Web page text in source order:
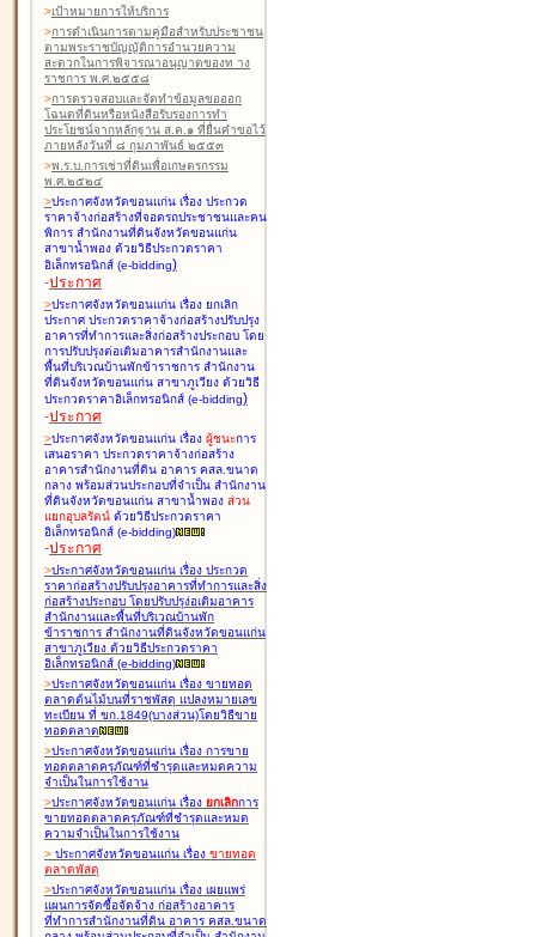
>เป้าหมายการให้บริการ
>การดำเนินการตามคู่มือสำหรับประชาชน
ตามพระราชบัญญัติการอำนวยความ
สะดวกในการพิจารณาอนุญาตของท าง
ราชการ พ.ศ.๒๕๕๘
>การตรวจสอบและจัดทำข้อมูลขอออก
โฉนดที่ดินหรือหนังสือรับรองการทำ
ประโยชน์จากหลักฐาน ส.ค.๑ ที่ยื่นคำขอไว้
ภายหลังวันที่ ๘ กุมภาพันธ์ ๒๕๕๓
>พ.ร.บ.การเช่าที่ดินเพื่อเกษตรกรรม
พ.ศ.๒๕๒๔
>ประกาศจังหวัดขอนแก่น เรื่อง ประกวด
ราคาจ้างก่อสร้างที่จอดรถประชาชนและคน
พิการ สำนักงานที่ดินจังหวัดขอนแก่น
สาขาน้ำพอง ด้วยวิธีประกวดราคา
อิเล็กทรอนิกส์ (e-bidding)
-ประกาศ
>ประกาศจังหวัดขอนแก่น เรื่อง ยกเลิก
ประกาศ ประกวดราคาจ้างก่อสร้างปรับปรุง
อาคารที่ทำการและสิ่งก่อสร้างประกอบ โดย
การปรับปรุงต่อเติมอาคารสำนักงานและ
พื้นที่บริเวณบ้านพักข้าราชการ สำนักงาน
ที่ดินจังหวัดขอนแก่น สาขาภูเวียง ด้วยวิธี
ประกวดราคาอิเล็กทรอนิกส์ (e-bidding)
-ประกาศ
>ประกาศจังหวัดขอนแก่น เรื่อง ผู้ชนะการ
เสนอราคา ประกวดราคาจ้างก่อสร้าง
อาคารสำนักงานที่ดิน อาคาร คสล.ขนาด
กลาง พร้อมส่วนประกอบที่จำเป็น สำนักงาน
ที่ดินจังหวัดขอนแก่น สาขาน้ำพอง ส่วน
แยกอุบลรัตน์ ด้วยวิธีประกวดราคา
อิเล็กทรอนิกส์ (e-bidding)
-ประกาศ
>ประกาศจังหวัดขอนแก่น เรื่อง ประกวด
ราคาก่อสร้างปรับปรุงอาคารที่ทำการและสิ่ง
ก่อสร้างประกอบ โดยปรับปรุง่อเติมอาคาร
สำนักงานและพื้นที่บริเวณบ้านพัก
ข้าราชการ สำนักงานที่ดินจังหวัดขอนแก่น
สาขาภูเวียง ด้วยวิธีประกวดราคา
อิเล็กทรอนิกส์ (e-bidding)
>ประกาศจังหวัดขอนแก่น เรื่อง ขายทอด
ตลาดต้นไม้บนที่ราชพัสดุ แปลงหมายเลข
ทะเบียน ที่ ขก.1849(บางส่วน)โดยวิธีขาย
ทอดตลาด
>ประกาศจังหวัดขอนแก่น เรื่อง การขาย
ทอดตลาดครุภัณฑ์ที่ชำรุดและหมดความ
จำเป็นในการใช้งาน
>ประกาศจังหวัดขอนแก่น เรื่อง ยกเลิกการ
ขายทอดตลาดครุภัณฑ์ที่ชำรุดและหมด
ความจำเป็นในการใช้งาน
> ประกาศจังหวัดขอนแก่น เรื่อง ขายทอด
ตลาดพัสดุ
>ประกาศจังหวัดขอนแก่น เรื่อง เผยแพร่
แผนการจัดซื้อจัดจ้าง ก่อสร้างอาคาร
ที่ทำการสำนักงานที่ดิน อาคาร คสล.ขนาด